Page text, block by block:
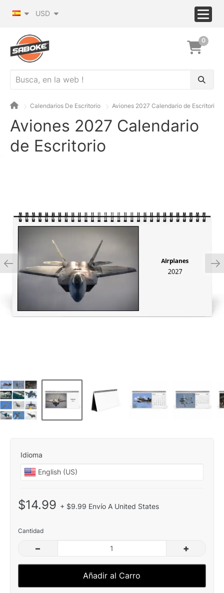
USD
0
Calendarios De Escritorio Aviones 2027 Calendario de Escritorio
Aviones 2027 Calendario
de Escritorio
Idioma
$14.99 + $9.99 Envío A United States
Cantidad
– +
Añadir al Carro